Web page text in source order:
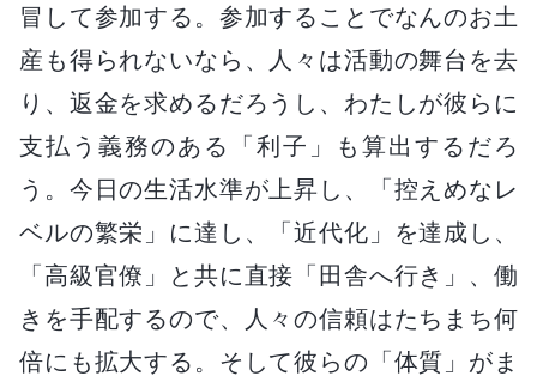
冒して参加する。参加することでなんのお土
産も得られないなら、人々は活動の舞台を去
り、返金を求めるだろうし、わたしが彼らに
支払う義務のある「利子」も算出するだろ
う。今日の生活水準が上昇し、「控えめなレ
ベルの繁栄」に達し、「近代化」を達成し、
「高級官僚」と共に直接「田舎へ行き」、働
きを手配するので、人々の信頼はたちまち何
倍にも拡大する。そして彼らの「体質」がま